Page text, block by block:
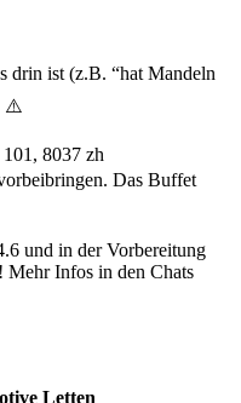
drin ist (z.B. “hat Mandeln
⚠️
101, 8037 zh
Das Buffet
und in der Vorbereitung
Mehr Infos in den Chats
Letten